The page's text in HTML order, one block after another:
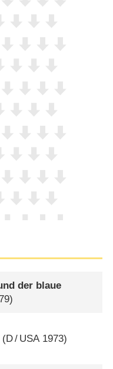
der blaue
(D/ USA1973)